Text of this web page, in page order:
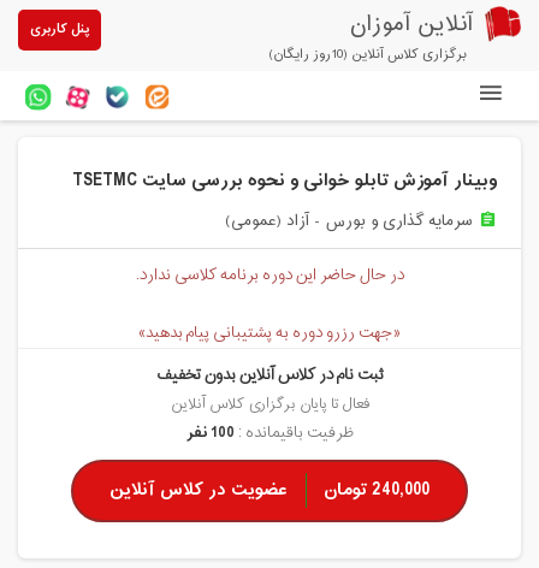
آنلاین آموزان
برگزاری کلاس آنلاین (10روز رایگان)
پنل کاربری
آزمون های آنلاین
مقالات آنلاین آموزان
خرید سرویس کلاس آنلاین
پیشنهادهای ویژه
تخفیفهای مشارکتی
درباره ما
وبینار آموزش تابلو خوانی و نحوه بررسی سایت TSETMC
assignment سرمایه گذاری و بورس - آزاد (عمومی)
در حال حاضر این دوره برنامه کلاسی ندارد.
«جهت رزرو دوره به پشتیبانی پیام بدهید»
ثبت نام در کلاس آنلاین بدون تخفیف
فعال تا پایان برگزاری کلاس آنلاین
ظرفیت باقیمانده : 100 نفر
240,000 تومان عضویت در کلاس آنلاین